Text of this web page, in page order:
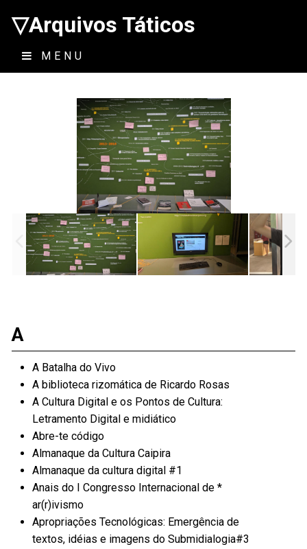
▽Arquivos Táticos
MENU
A
A Batalha do Vivo
A biblioteca rizomática de Ricardo Rosas
A Cultura Digital e os Pontos de Cultura:
Letramento Digital e midiático
Abre-te código
Almanaque da Cultura Caipira
Almanaque da cultura digital #1
Anais do I Congresso Internacional de *
ar(r)ivismo
Apropriações Tecnológicas: Emergência de
textos, idéias e imagens do Submidialogia#3